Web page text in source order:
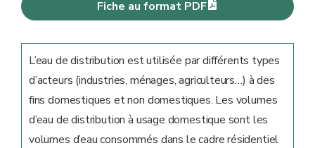
Fiche au format PDF
L’eau de distribution est utilisée par différents types
d’acteurs (industries, ménages, agriculteurs…) à des
fins domestiques et non domestiques. Les volumes
d’eau de distribution à usage domestique sont les
volumes d’eau consommés dans le cadre résidentiel